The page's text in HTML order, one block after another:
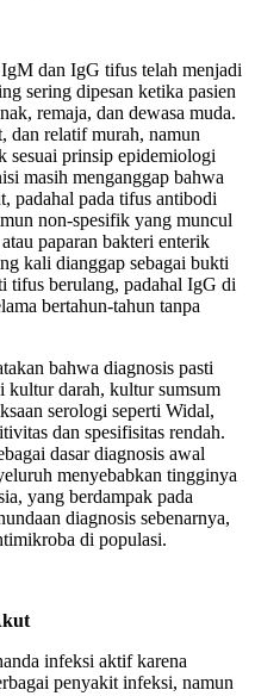
dan IgG tifus telah menjadi
sering dipesan ketika pasien
remaja, dan dewasa muda.
dan relatif murah, namun
sesuai prinsip epidemiologi
masih menganggap bahwa
padahal pada tifus antibodi
non-spesifik yang muncul
paparan bakteri enterik
kali dianggap sebagai bukti
tifus berulang, padahal IgG di
bertahun-tahun tanpa
bahwa diagnosis pasti
kultur darah, kultur sumsum
serologi seperti Widal,
dan spesifisitas rendah.
dasar diagnosis awal
menyebabkan tingginya
yang berdampak pada
diagnosis sebenarnya,
di populasi.
infeksi aktif karena
penyakit infeksi, namun